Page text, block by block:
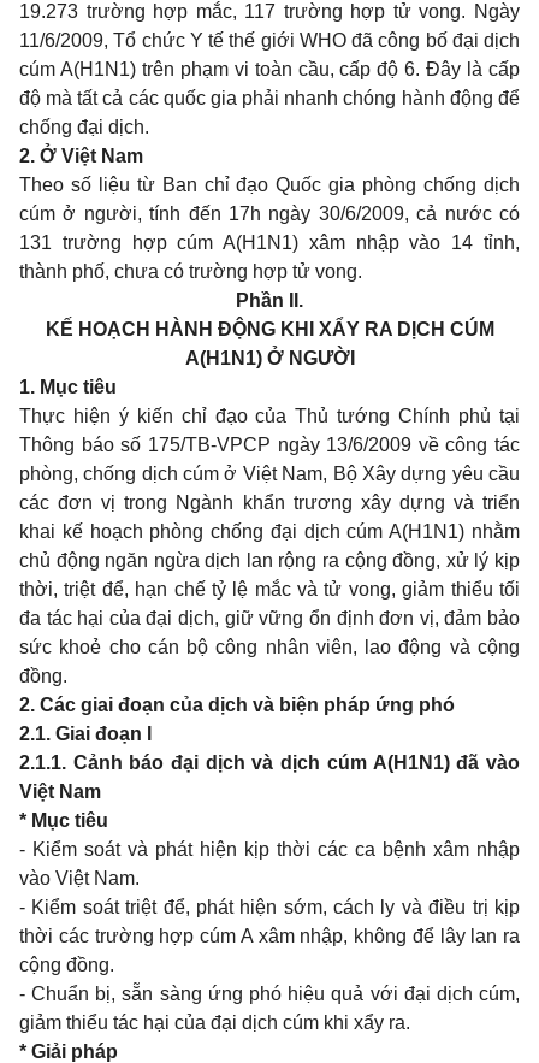
19.273 trường hợp mắc, 117 trường hợp tử vong. Ngày
11/6/2009, Tổ chức Y tế thế giới WHO đã công bố đại dịch
cúm A(H1N1) trên phạm vi toàn cầu, cấp độ 6. Đây là cấp
độ mà tất cả các quốc gia phải nhanh chóng hành động để
chống đại dịch.
2. Ở Việt Nam
Theo số liệu từ Ban chỉ đạo Quốc gia phòng chống dịch
cúm ở người, tính đến 17h ngày 30/6/2009, cả nước có
131 trường hợp cúm A(H1N1) xâm nhập vào 14 tỉnh,
thành phố, chưa có trường hợp tử vong.
Phần II.
KẾ HOẠCH HÀNH ĐỘNG KHI XẨY RA DỊCH CÚM
A(H1N1) Ở NGƯỜI
1. Mục tiêu
Thực hiện ý kiến chỉ đạo của Thủ tướng Chính phủ tại
Thông báo số 175/TB-VPCP ngày 13/6/2009 về công tác
phòng, chống dịch cúm ở Việt Nam, Bộ Xây dựng yêu cầu
các đơn vị trong Ngành khẩn trương xây dựng và triển
khai kế hoạch phòng chống đại dịch cúm A(H1N1) nhằm
chủ động ngăn ngừa dịch lan rộng ra cộng đồng, xử lý kịp
thời, triệt để, hạn chế tỷ lệ mắc và tử vong, giảm thiểu tối
đa tác hại của đại dịch, giữ vững ổn định đơn vị, đảm bảo
sức khoẻ cho cán bộ công nhân viên, lao động và cộng
đồng.
2. Các giai đoạn của dịch và biện pháp ứng phó
2.1. Giai đoạn I
2.1.1. Cảnh báo đại dịch và dịch cúm A(H1N1) đã vào
Việt Nam
* Mục tiêu
- Kiểm soát và phát hiện kịp thời các ca bệnh xâm nhập
vào Việt Nam.
- Kiểm soát triệt để, phát hiện sớm, cách ly và điều trị kịp
thời các trường hợp cúm A xâm nhập, không để lây lan ra
cộng đồng.
- Chuẩn bị, sẵn sàng ứng phó hiệu quả với đại dịch cúm,
giảm thiểu tác hại của đại dịch cúm khi xẩy ra.
* Giải pháp